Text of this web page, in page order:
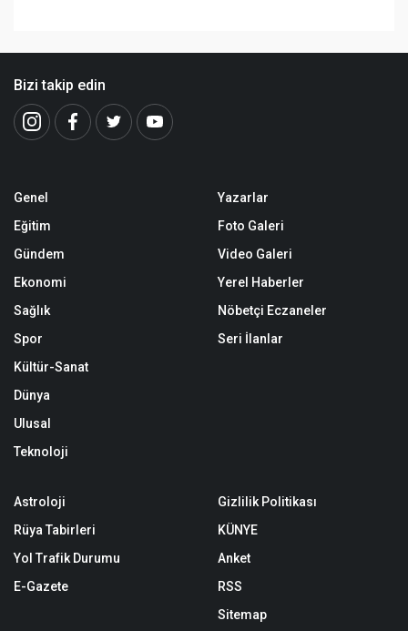
Bizi takip edin
Genel
Eğitim
Gündem
Ekonomi
Sağlık
Spor
Kültür-Sanat
Dünya
Ulusal
Teknoloji
Yazarlar
Foto Galeri
Video Galeri
Yerel Haberler
Nöbetçi Eczaneler
Seri İlanlar
Astroloji
Rüya Tabirleri
Yol Trafik Durumu
E-Gazete
Gizlilik Politikası
KÜNYE
Anket
RSS
Sitemap